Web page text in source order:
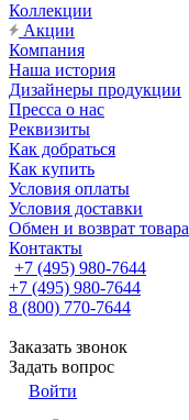
Коллекции
Акции
Компания
Наша история
Дизайнеры продукции
Пресса о нас
Реквизиты
Как добраться
Как купить
Условия оплаты
Условия доставки
Обмен и возврат товара
Контакты
+7 (495) 980-7644
+7 (495) 980-7644
8 (800) 770-7644
Заказать звонок
Задать вопрос
Войти